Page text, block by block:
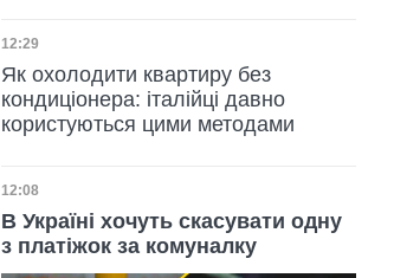
Дата публікації
12:29
Як охолодити квартиру без
кондиціонера: італійці давно
користуються цими методами
Дата публікації
12:08
В Україні хочуть скасувати одну
з платіжок за комуналку